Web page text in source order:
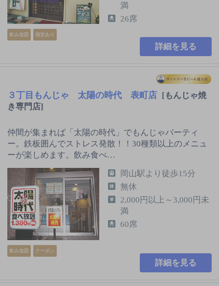
飲み放題 個室あり
満
26席
詳細を見る
３丁目もんじゃ 太陽の時代 表町店 [もんじゃ焼
き専門店]
仲間が集まれば「太陽の時代」でもんじゃパーティ
ー。鉄板囲んでストレス発散！！30種類以上のメニュ
ーが楽しめます。飲み食べ…
飲み放題 クーポン
岡山駅より徒歩15分
無休
2,000円以上～3,000円未
満
60席
詳細を見る